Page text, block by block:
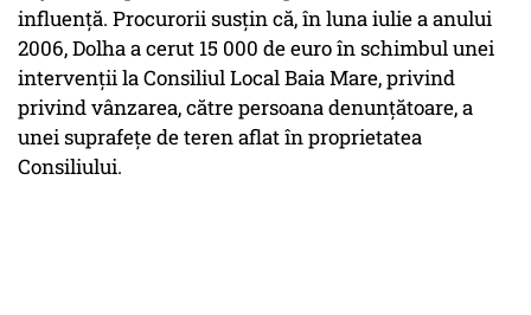
influenţă. Procurorii susțin că, în luna iulie a anului
2006, Dolha a cerut 15 000 de euro în schimbul unei
intervenţii la Consiliul Local Baia Mare, privind
privind vânzarea, către persoana denunţătoare, a
unei suprafeţe de teren aflat în proprietatea
Consiliului.